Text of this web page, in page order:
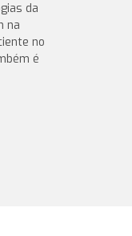
da
na
no
é